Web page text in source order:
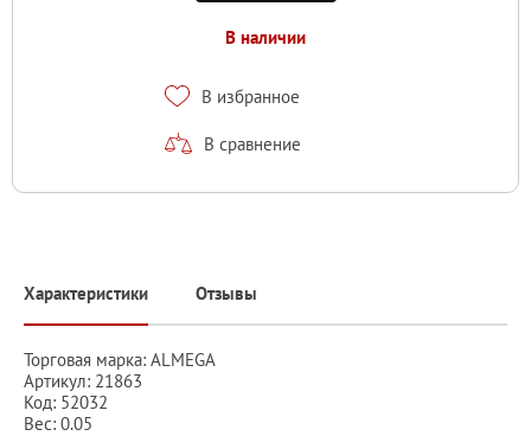
В наличии
В избранное
В сравнение
Характеристики Отзывы
Торговая марка: ALMEGA
Артикул: 21863
Код: 52032
Вес: 0.05